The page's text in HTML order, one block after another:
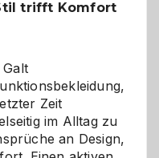
trifft Komfort
Zeit
im Alltag zu
an Design,